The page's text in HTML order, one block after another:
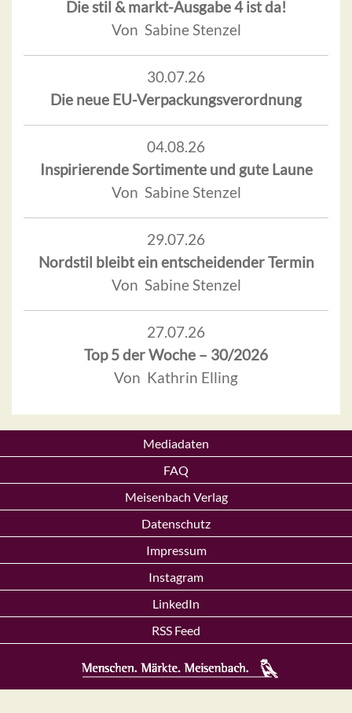
Die stil & markt-Ausgabe 4 ist da!
Von Sabine Stenzel
30.07.26
Die neue EU-Verpackungsverordnung
04.08.26
Inspirierende Sortimente und gute Laune
Von Sabine Stenzel
29.07.26
Nordstil bleibt ein entscheidender Termin
Von Sabine Stenzel
27.07.26
Top 5 der Woche – 30/2026
Von Kathrin Elling
Mediadaten
FAQ
Meisenbach Verlag
Datenschutz
Impressum
Instagram
LinkedIn
RSS Feed